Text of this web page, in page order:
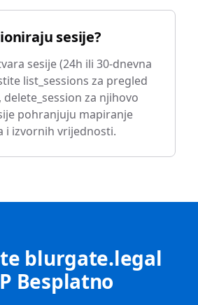
sesije?
sesije (24h ili 30-dnevna
list_sessions za pregled
za njihovo
pohranjuju mapiranje
i izvornih vrijednosti.
blurgate.legal
Besplatno